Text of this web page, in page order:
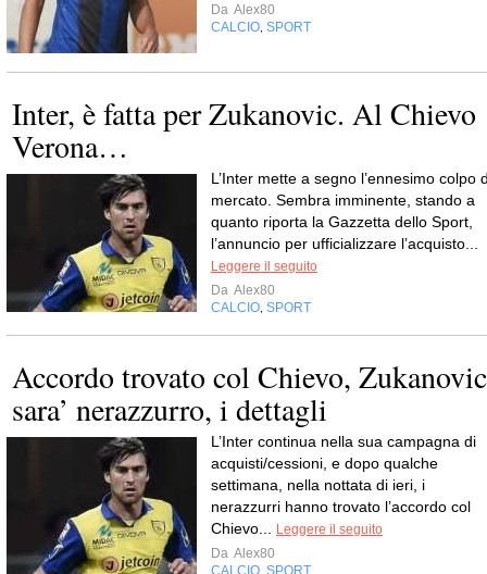
Da Alex80
CALCIO SPORT
Inter, è fatta per Zukanovic. Al Chievo
Verona…
L’Inter mette a segno l’ennesimo colpo
mercato. Sembra imminente, stando a
quanto riporta la Gazzetta dello Sport,
l’annuncio per ufficializzare l’acquisto...
Leggere il seguito
Da Alex80
CALCIO SPORT
Accordo trovato col Chievo, Zukanovic
sara’ nerazzurro, i dettagli
L’Inter continua nella sua campagna di
acquisti/cessioni, e dopo qualche
settimana, nella nottata di ieri, i
nerazzurri hanno trovato l’accordo col
Chievo...
Leggere il seguito
Da Alex80
CALCIO SPORT